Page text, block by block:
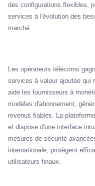
des configurations flexibles,
services à l'évolution des
marché.
Les opérateurs télécoms
services à valeur ajoutée qui
aide les fournisseurs à
modèles d'abonnement,
revenus fiables. La
et dispose d'une interface
mesures de sécurité
internationale, protègent
utilisateurs finaux.